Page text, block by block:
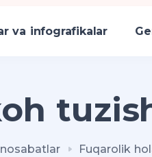
va infografikalar
Fuqarolik